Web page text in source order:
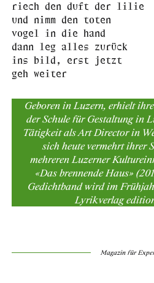
riech den duft der lilie
und nimm den toten
vogel in die hand
dann leg alles zurück
ins bild, erst jetzt
geh weiter
Geboren in Luzern, erhielt
der Schule für Gestaltung in
Tätigkeit als Art Director in
sich heute vermehrt ihrer
mehreren Luzerner
«Das brennende Haus»
Gedichtband wird im
Lyrikverlag
Magazin für